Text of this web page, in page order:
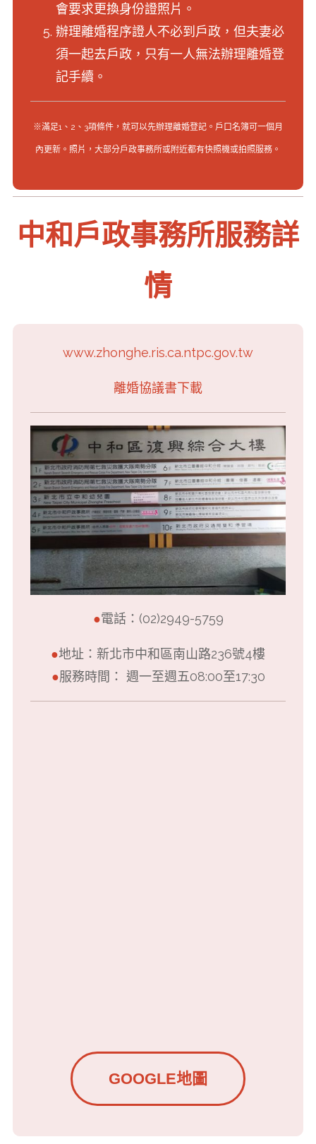
會要求更換身份證照片。
辦理離婚程序證人不必到戶政，但夫妻必
須一起去戶政，只有一人無法辦理離婚登
記手續。
※滿足1、2、3項條件，就可以先辦理離婚登記。戶口名簿可一個月
內更新。照片，大部分戶政事務所或附近都有快照機或拍照服務。
中和戶政事務所服務詳
情
www.zhonghe.ris.ca.ntpc.gov.tw
離婚協議書下載
●電話：(02)2949-5759
●地址：新北市中和區南山路236號4樓
●服務時間： 週一至週五08:00至17:30
GOOGLE地圖